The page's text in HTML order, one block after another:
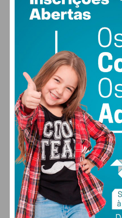
18°
29°
SEX
30
SÁB
FARMACIAS DE
FERREIRA